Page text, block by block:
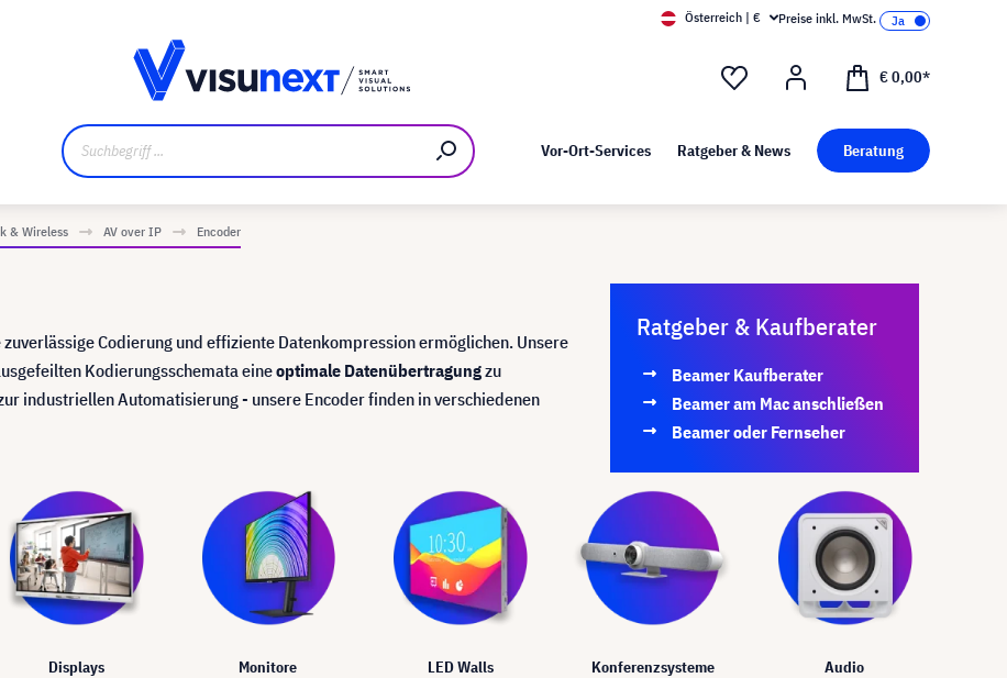
Kunst bei visunext
Österreich | € Preise inkl. MwSt.
€ 0,00*
Vor-Ort-Services Ratgeber & News Beratung
& Wireless AV over IP Encoder
zuverlässige Codierung und effiziente Datenkompression ermöglichen. Unsere
Kodierungsschemata eineoptimale Datenübertragungzu
industriellen Automatisierung - unsere Encoder finden in verschiedenen
Ratgeber & Kaufberater
Beamer Kaufberater
Beamer am Mac anschließen
Beamer oder Fernseher
Displays Monitore LED Walls Konferenzsysteme Audio